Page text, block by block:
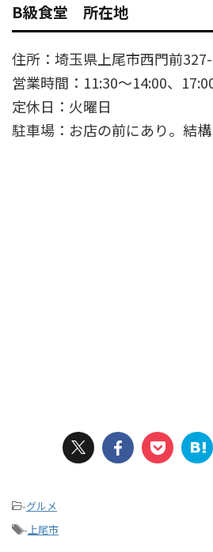
B級食堂 所在地
住所：埼玉県上尾市西門前
営業時間：11:30〜14:00、
定休日：火曜日
駐車場：お店の前にあり。結
-グルメ
-上尾市